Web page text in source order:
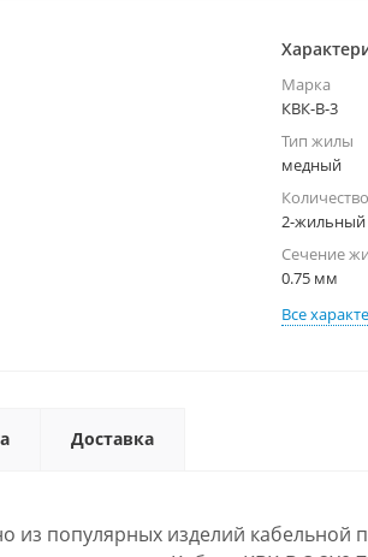
Марка
КВК-В-3
Тип жилы
медный
2-жильный
Сечение
0.75 мм
Все
Доставка
из популярных изделий